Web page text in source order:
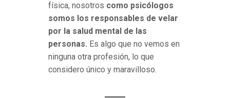
física, nosotros como psicólogos
somos los responsables de velar
por la salud mental de las
personas. Es algo que no vemos en
ninguna otra profesión, lo que
considero único y maravilloso.